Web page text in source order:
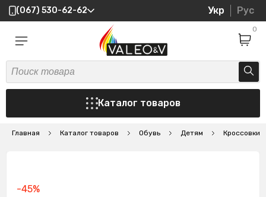
(067) 530-62-62 Укр Рус
0
Каталог товаров
Главная Каталог товаров Обувь Детям Кроссовки
-45%